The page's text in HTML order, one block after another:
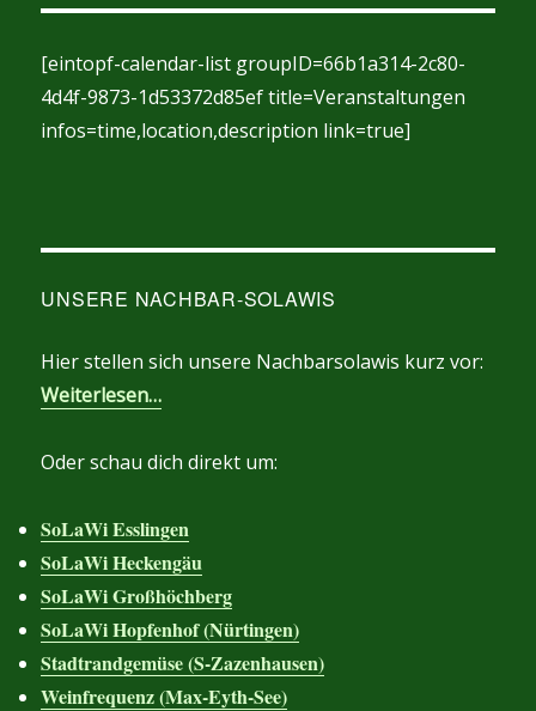
[eintopf-calendar-list groupID=66b1a314-2c80-
4d4f-9873-1d53372d85ef title=Veranstaltungen
infos=time,location,description link=true]
UNSERE NACHBAR-SOLAWIS
Hier stellen sich unsere Nachbarsolawis kurz vor:
Weiterlesen…
Oder schau dich direkt um:
SoLaWi Esslingen
SoLaWi Heckengäu
SoLaWi Großhöchberg
SoLaWi Hopfenhof (Nürtingen)
Stadtrandgemüse (S-Zazenhausen)
Weinfrequenz (Max-Eyth-See)